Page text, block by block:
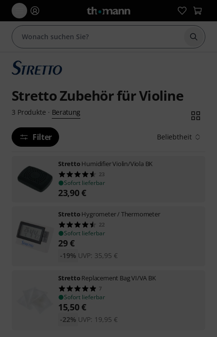
Suche
Stretto Zubehör für Violine
3 Produkte · Beratung
Filter Beliebtheit
StrettoHumidifier Violin/Viola BK
23
Sofort lieferbar
23,90€
StrettoHygrometer / Thermometer
22
Sofort lieferbar
29€
UVP: 35,95 €
-19%
StrettoReplacement Bag VI/VA BK
7
Sofort lieferbar
15,50€
UVP: 19,95 €
-22%